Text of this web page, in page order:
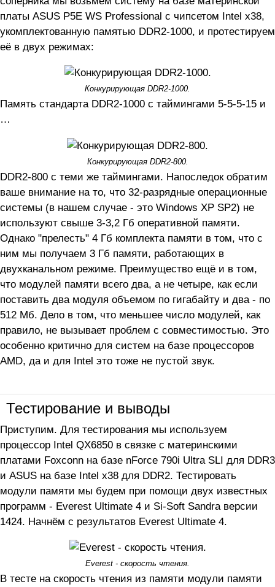
платы ASUS P5E WS Professional с чипсетом Intel x38,
укомплектованную памятью DDR2-1000, и протестируем
её в двух режимах:
Конкурирующая DDR2-1000.
Память стандарта DDR2-1000 с таймингами 5-5-5-15 и
…
Конкурирующая DDR2-800.
DDR2-800 с теми же таймингами. Напоследок обратим
ваше внимание на то, что 32-разрядные операционные
системы (в нашем случае - это Windows XP SP2) не
используют свыше 3-3,2 Гб оперативной памяти.
Однако "прелесть" 4 Гб комплекта памяти в том, что с
ним мы получаем 3 Гб памяти, работающих в
двухканальном режиме. Преимущество ещё и в том,
что модулей памяти всего два, а не четыре, как если
поставить два модуля объемом по гигабайту и два - по
512 Мб. Дело в том, что меньшее число модулей, как
правило, не вызывает проблем с совместимостью. Это
особенно критично для систем на базе процессоров
AMD, да и для Intel это тоже не пустой звук.
Тестирование и выводы
Приступим. Для тестирования мы используем
процессор Intel QX6850 в связке с материнскими
платами Foxconn на базе nForce 790i Ultra SLI для DDR3
и ASUS на базе Intel x38 для DDR2. Тестировать
модули памяти мы будем при помощи двух известных
программ - Everest Ultimate 4 и Si-Soft Sandra версии
1424. Начнём с результатов Everest Ultimate 4.
Everest - скорость чтения.
В тесте на скорость чтения из памяти модули памяти